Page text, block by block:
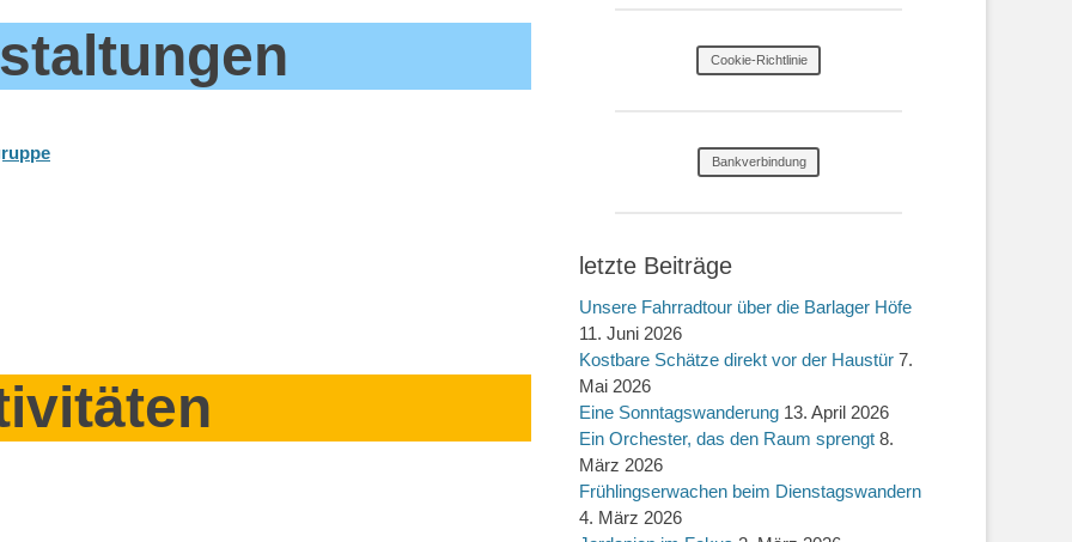
Cookie-Richtlinie
Bankverbindung
letzte Beiträge
Unsere Fahrradtour über die Barlager Höfe
11. Juni 2026
Kostbare Schätze direkt vor der Haustür 7.
Mai 2026
Eine Sonntagswanderung 13. April 2026
Ein Orchester, das den Raum sprengt 8.
März 2026
Frühlingserwachen beim Dienstagswandern
4. März 2026